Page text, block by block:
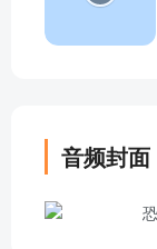
音频封面